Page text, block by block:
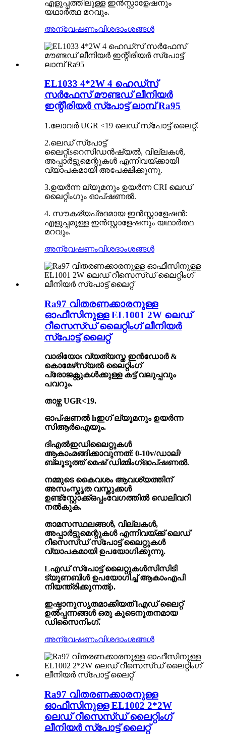
എളുപ്പത്തിലുള്ള ഇൻസ്റ്റാളേഷനും
യഥാർത്ഥ മറവും.
അന്വേഷണംവിശദാംശങ്ങൾ
EL1033 4*2W 4 ഹെഡ്‌സ്
സർഫേസ് മൗണ്ടഡ് ലീനിയർ
ഇന്റീരിയർ സ്പോട്ട് ലാമ്പ് Ra95
1.ലോവർ UGR <19 ലെഡ് സ്പോട്ട് ലൈറ്റ്.
2.ലെഡ് സ്പോട്ട്
ലൈറ്റ്isറെസിഡൻഷ്യൽ, വില്ലകൾ,
അപ്പാർട്ടുമെന്റുകൾ എന്നിവയ്ക്കായി
വ്യാപകമായി അപേക്ഷിക്കുന്നു.
3.ഉയർന്ന ല്യൂമനും ഉയർന്ന CRI ലെഡ്
ലൈറ്റിംഗും ഓപ്ഷണൽ.
4. സൗകര്യപ്രദമായ ഇൻസ്റ്റാളേഷൻ:
എളുപ്പമുള്ള ഇൻസ്റ്റാളേഷനും യഥാർത്ഥ
മറവും.
അന്വേഷണംവിശദാംശങ്ങൾ
Ra97 വിതരണക്കാരനുള്ള
ഓഫീസിനുള്ള EL1001 2W ലെഡ്
റീസെസ്ഡ് ലൈറ്റിംഗ് ലീനിയർ
സ്പോട്ട് ലൈറ്റ്
വാരിയോs വ്യത്യസ്ത ഇൻഡോർ &
കൊമേഴ്‌സ്യൽ ലൈറ്റിംഗ്
പ്രോജക്റ്റുകൾക്കുള്ള കട്ട് വലുപ്പവും
പവറും.
താഴ്ന്ന UGR<19.
ഓപ്ഷണൽ hഇഗ് ല്യൂമനും ഉയർന്ന
സിആർഐയും.
ദിഎൽഇഡിലൈറ്റുകൾ
ആകാംമങ്ങിക്കാവുന്നത്: 0-10v/ഡാലി/
ബ്ലൂടൂത്ത് മെഷ് ഡിമ്മിംഗ്ഓപ്ഷണൽ.
നമ്മുടെ കൈവശം ആവശ്യത്തിന്
അസംസ്കൃത വസ്തുക്കൾ
ഉണ്ട്സ്റ്റോക്ക്ഒപ്പംവേഗത്തിൽ ഡെലിവറി
നൽകുക.
താമസസ്ഥലങ്ങൾ, വില്ലകൾ,
അപ്പാർട്ടുമെന്റുകൾ എന്നിവയ്ക്ക് ലെഡ്
റീസെസ്ഡ് സ്പോട്ട് ലൈറ്റുകൾ
വ്യാപകമായി ഉപയോഗിക്കുന്നു.
Lഎഡ് സ്പോട്ട് ലൈറ്റുകൾസിസിടി
ട്യൂണബിൾ ഉപയോഗിച്ച് ആകാംഎപി
നിയന്ത്രിക്കുന്നത്p.
ഇഷ്ടാനുസൃതമാക്കിയത് lഎഡ് ലൈറ്റ്
ഉൽപ്പന്നങ്ങൾ ഒരു കൂടെനൂതനമായ
ഡിസൈനിംഗ്.
അന്വേഷണംവിശദാംശങ്ങൾ
Ra97 വിതരണക്കാരനുള്ള
ഓഫീസിനുള്ള EL1002 2*2W
ലെഡ് റീസെസ്ഡ് ലൈറ്റിംഗ്
ലീനിയർ സ്പോട്ട് ലൈറ്റ്